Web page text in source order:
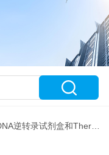
和Thermo CLONED AMV FIRST STRA SYN KIT的性能